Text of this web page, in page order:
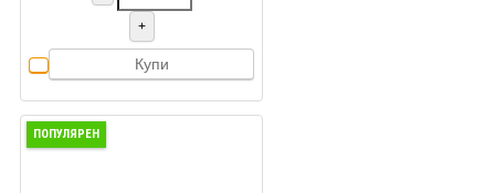
+
Купи
ПОПУЛЯРЕН